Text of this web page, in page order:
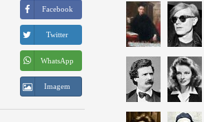
Facebook
Twitter
WhatsApp
Imagem